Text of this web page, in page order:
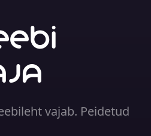
vajab. Peidetud